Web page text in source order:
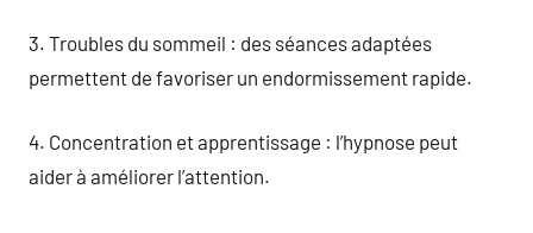
3. Troubles du sommeil : des séances adaptées
permettent de favoriser un endormissement rapide.
4. Concentration et apprentissage : l’hypnose peut
aider à améliorer l’attention.